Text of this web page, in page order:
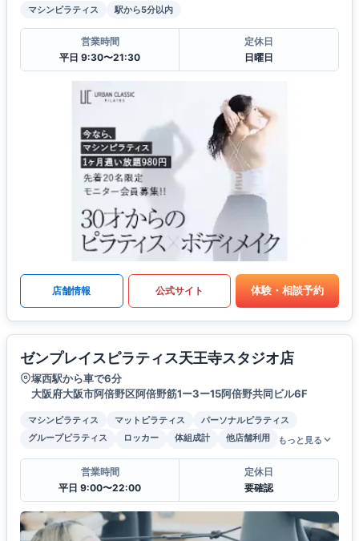
マシンピラティス 駅から5分以内
営業時間
平日 9:30〜21:30
定休日
日曜日
店舗情報 公式サイト 体験・相談予約
ゼンプレイスピラティス天王寺スタジオ店
塚西駅から車で6分
大阪府大阪市阿倍野区阿倍野筋1ー3ー15阿倍野共同ビル6F
マシンピラティス マットピラティス
パーソナルピラティス
グループピラティス
ロッカー 体組成計 他店舗利用 もっと見る
営業時間
平日 9:00〜22:00
定休日
要確認